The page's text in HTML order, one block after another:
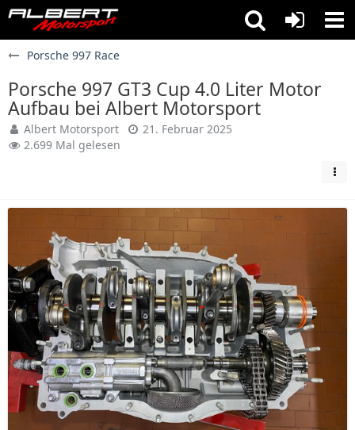
Porsche 997 Race
Porsche 997 GT3 Cup 4.0 Liter Motor
Aufbau bei Albert Motorsport
Albert Motorsport
21. Februar 2025
2.699 Mal gelesen